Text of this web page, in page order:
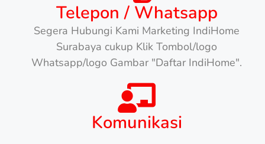
Telepon / Whatsapp
Segera Hubungi Kami Marketing IndiHome
Surabaya cukup Klik Tombol/logo
Whatsapp/logo Gambar "Daftar IndiHome".
Komunikasi